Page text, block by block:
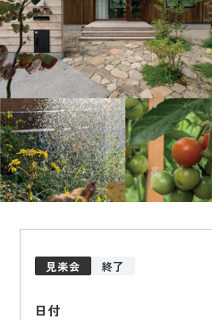
見楽会 終了
日付